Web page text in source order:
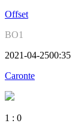
Offset
BO1
2021-04-2500:35
Caronte
1 : 0